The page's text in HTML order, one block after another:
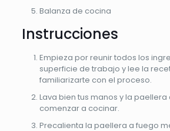
Balanza de cocina
Instrucciones
Empieza por reunir todos los
superficie de trabajo y lee la
familiarizarte con el proceso.
Lava bien tus manos y la paellera
comenzar a cocinar.
Precalienta la paellera a fuego